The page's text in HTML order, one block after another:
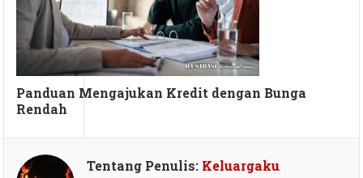
Panduan Mengajukan Kredit dengan Bunga
Rendah
Tentang Penulis: Keluargaku